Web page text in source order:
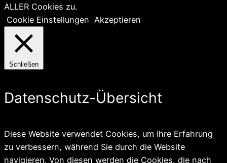
ALLER Cookies zu.
Cookie Einstellungen Akzeptieren
Schließen
Datenschutz-Übersicht
Diese Website verwendet Cookies, um Ihre Erfahrung
zu verbessern, während Sie durch die Website
navigieren. Von diesen werden die Cookies, die nach